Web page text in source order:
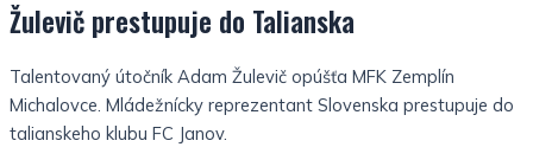
Žulevič prestupuje do Talianska
Talentovaný útočník Adam Žulevič opúšťa MFK Zemplín
Michalovce. Mládežnícky reprezentant Slovenska prestupuje do
talianskeho klubu FC Janov.